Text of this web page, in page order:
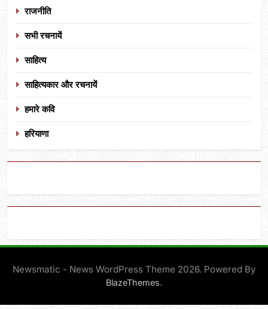
राजनीति
सभी रचनायें
साहित्य
साहित्यकार और रचनायें
हमारे कवि
हरियाणा
Newsmatic - News WordPress Theme 2026. Powered By
BlazeThemes.